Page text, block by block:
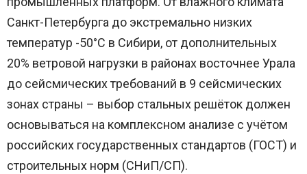
Санкт-Петербурга до экстремально низких
температур -50°C в Сибири, от дополнительных
20% ветровой нагрузки в районах восточнее Урала
до сейсмических требований в 9 сейсмических
зонах страны – выбор стальных решёток должен
основываться на комплексном анализе с учётом
российских государственных стандартов (ГОСТ) и
строительных норм (СНиП/СП).